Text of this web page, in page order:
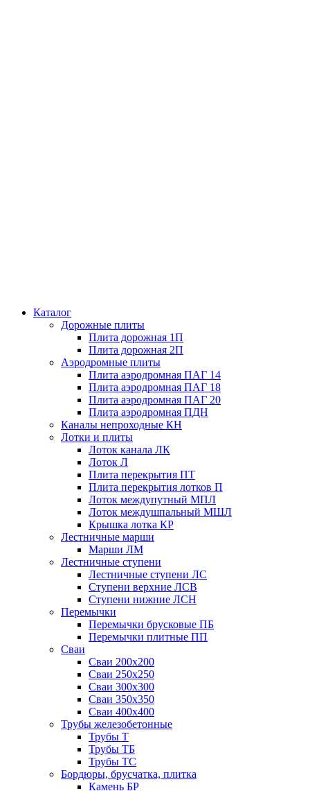
Каталог
Дорожные плиты
Плита дорожная 1П
Плита дорожная 2П
Аэродромные плиты
Плита аэродромная ПАГ 14
Плита аэродромная ПАГ 18
Плита аэродромная ПАГ 20
Плита аэродромная ПДН
Каналы непроходные КН
Лотки и плиты
Лоток канала ЛК
Лоток Л
Плита перекрытия ПТ
Плита перекрытия лотков П
Лоток междупутный МПЛ
Лоток междушпальный МШЛ
Крышка лотка КР
Лестничные марши
Марши ЛМ
Лестничные ступени
Лестничные ступени ЛС
Ступени верхние ЛСВ
Ступени нижние ЛСН
Перемычки
Перемычки брусковые ПБ
Перемычки плитные ПП
Сваи
Сваи 200х200
Сваи 250х250
Сваи 300х300
Сваи 350х350
Сваи 400х400
Трубы железобетонные
Трубы Т
Трубы ТБ
Трубы ТС
Бордюры, брусчатка, плитка
Камень БР